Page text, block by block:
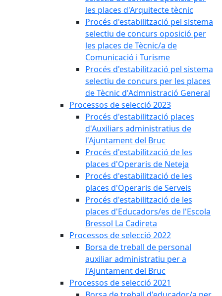
les places d'Arquitecte tècnic
Procés d'estabilització pel sistema
selectiu de concurs oposició per
les places de Tècnic/a de
Comunicació i Turisme
Procés d'estabilització pel sistema
selectiu de concurs per les places
de Tècnic d'Admnistració General
Processos de selecció 2023
Procés d'estabilització places
d'Auxiliars administratius de
l'Ajuntament del Bruc
Procés d'estabilització de les
places d'Operaris de Neteja
Procés d'estabilització de les
places d'Operaris de Serveis
Procés d'estabilització de les
places d'Educadors/es de l'Escola
Bressol La Cadireta
Processos de selecció 2022
Borsa de treball de personal
auxiliar administratiu per a
l'Ajuntament del Bruc
Processos de selecció 2021